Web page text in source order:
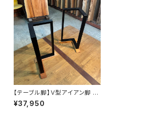
【テーブル脚】Ｖ型アイアン脚 脚
地【平板ケヤキ材】H695 W410
~530 D290~410㎜
¥37,950